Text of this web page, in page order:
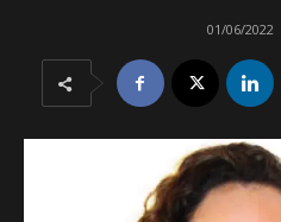
01/06/2022